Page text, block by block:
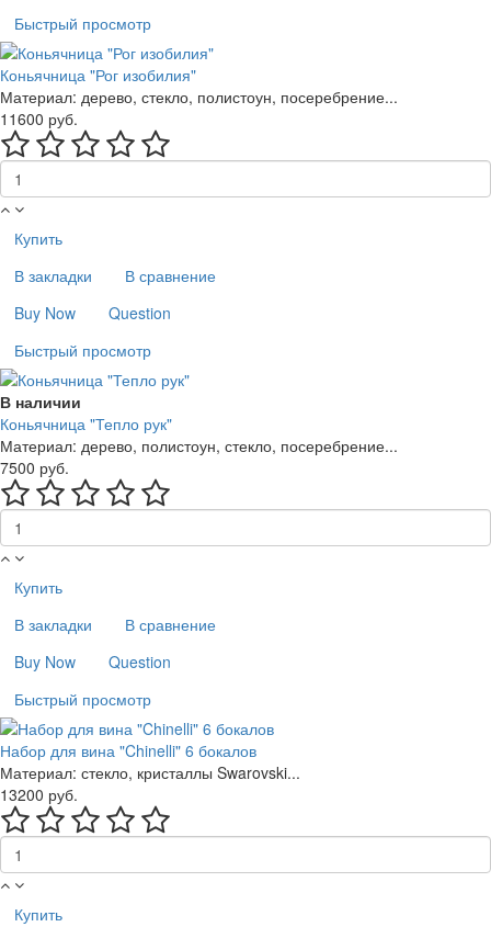
Быстрый просмотр
Коньячница "Рог изобилия"
Материал: дерево, стекло, полистоун, посеребрение...
11600 руб.
Купить
В закладки
В сравнение
Buy Now
Question
Быстрый просмотр
В наличии
Коньячница "Тепло рук"
Материал: дерево, полистоун, стекло, посеребрение...
7500 руб.
Купить
В закладки
В сравнение
Buy Now
Question
Быстрый просмотр
Набор для вина "Chinelli" 6 бокалов
Материал: стекло, кристаллы Swarovski...
13200 руб.
Купить